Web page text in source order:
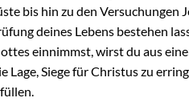
bis hin zu den Versuchungen
deines Lebens bestehen
einnimmst, wirst du aus
Lage, Siege für Christus zu